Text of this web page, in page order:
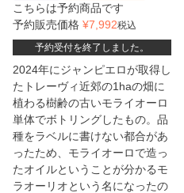
こちらは予約商品です
予約販売価格 ¥7,992税込
予約受付を終了しました。
2024年にジャンピエロが取得し
たトレーヴィ近郊の1haの畑に
植わる樹齢の古いモライオーロ
単体でボトリングしたもの。品
種をラベルに書けない都合があ
ったため、モライオーロで造っ
たオイルということが分かるモ
ラオーリオという名になったの